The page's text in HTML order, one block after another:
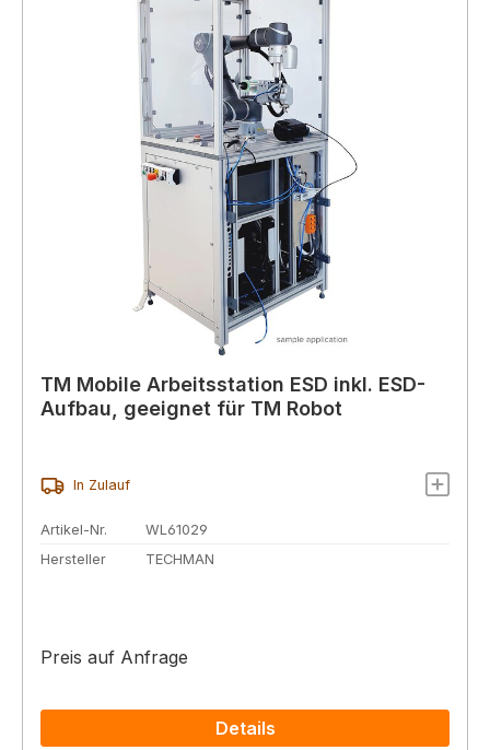
TM Mobile Arbeitsstation ESD inkl. ESD-
Aufbau, geeignet für TM Robot
In Zulauf
Artikel-Nr.
WL61029
Hersteller
TECHMAN
Preis auf Anfrage
Details